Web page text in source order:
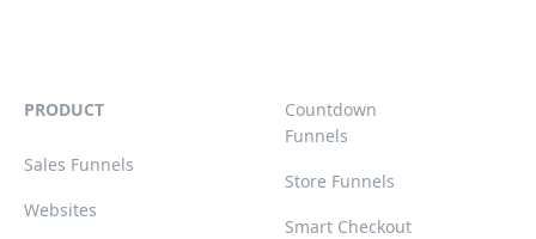
PRODUCT
Sales Funnels
Websites
Countdown
Funnels
Store Funnels
Smart Checkout